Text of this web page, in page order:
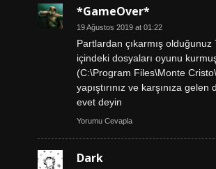
*GameOver*
19 Ağustos 2019 at 01:22
Partlardan çıkarmış
içindeki dosyaları oyunu
(C:\Program Files\Monte
yapıştırınız ve karşınıza gelen
evet deyin
Yorumu Cevapla
Dark